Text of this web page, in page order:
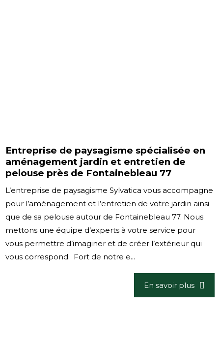
Entreprise de paysagisme spécialisée en
aménagement jardin et entretien de
pelouse près de Fontainebleau 77
L’entreprise de paysagisme Sylvatica vous accompagne
pour l’aménagement et l’entretien de votre jardin ainsi
que de sa pelouse autour de Fontainebleau 77. Nous
mettons une équipe d’experts à votre service pour
vous permettre d’imaginer et de créer l’extérieur qui
vous correspond. Fort de notre e...
En savoir plus